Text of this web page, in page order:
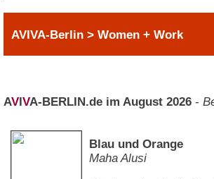
AVIVA-Berlin > Women + Work
AV VA-BERLIN.de im August 2026 -
Blau und Orange
Maha Alusi